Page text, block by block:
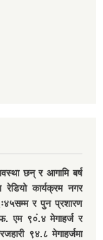
छन् र आगामि बर्ष
कार्यक्रम नगर
र पुन प्रशारण
एम ९०ं.४ मेगाहर्ज र
९४.८ मेगाहर्जमा